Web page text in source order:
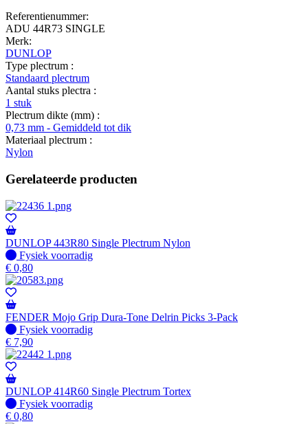
Referentienummer:
ADU 44R73 SINGLE
Merk:
DUNLOP
Type plectrum :
Standaard plectrum
Aantal stuks plectra :
1 stuk
Plectrum dikte (mm) :
0,73 mm - Gemiddeld tot dik
Materiaal plectrum :
Nylon
Gerelateerde producten
DUNLOP 443R80 Single Plectrum Nylon
Fysiek voorradig
Fysiek voorradig
€ 0,80
FENDER Mojo Grip Dura-Tone Delrin Picks 3-Pack
Fysiek voorradig
Fysiek voorradig
€ 7,90
DUNLOP 414R60 Single Plectrum Tortex
Fysiek voorradig
Fysiek voorradig
€ 0,80